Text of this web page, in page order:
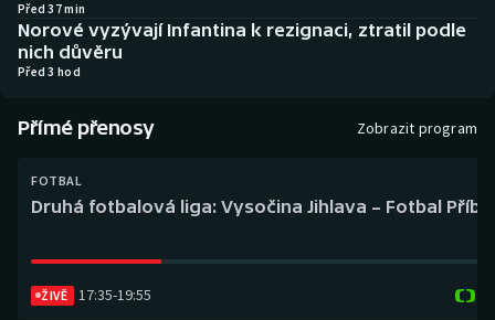
Boby a skeleton
Curling
Dostihy
Futsal
AZ kvíz
Před 37 min
Norové vyzývají Infantina k rezignaci, ztratil podle
nich důvěru
Před 3 hod
Přímé přenosy Zobrazit program
FOTBAL
Druhá fotbalová liga: Vysočina Jihlava – Fotbal
ŽIVĚ 17:35-19:55